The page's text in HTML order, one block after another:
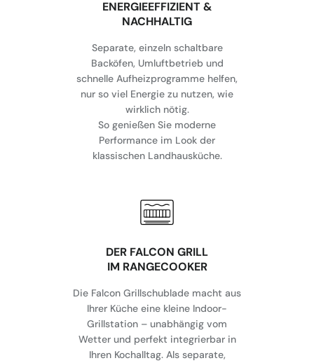
⁠ENERGIEEFFIZIENT &
NACHHALTIG
Separate, einzeln schaltbare
Backöfen, Umluftbetrieb und
schnelle Aufheizprogramme helfen,
nur so viel Energie zu nutzen, wie
wirklich nötig.
So genießen Sie moderne
Performance im Look der
klassischen Landhausküche.
DER FALCON GRILL
IM RANGECOOKER
Die Falcon Grillschublade macht aus
Ihrer Küche eine kleine Indoor-
Grillstation – unabhängig vom
Wetter und perfekt integrierbar in
Ihren Kochalltag. Als separate,